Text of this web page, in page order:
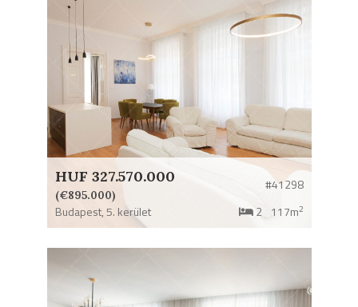
HUF 327.570.000
(€895.000)
#41298
Budapest,5. kerület 2 117m2